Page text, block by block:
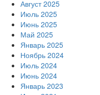
Август 2025
Июль 2025
Июнь 2025
Май 2025
Январь 2025
Ноябрь 2024
Июль 2024
Июнь 2024
Январь 2023